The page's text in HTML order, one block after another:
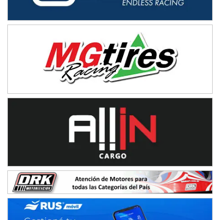
08/09-AGO
IAME SERIES ARGENTINA 6
Baradero (Buenos Aires)
Ciudad de Trenque Lauquen (Asfalto)
Trenque Lauquen (Buenos Aires)
ENTRERRIANO - F6 (POSTERGADA)
PATAGONICO - F6
Moto Club Reginense (Tierra)
Gral. E. Godoy (Río Negro)
CSK - F7